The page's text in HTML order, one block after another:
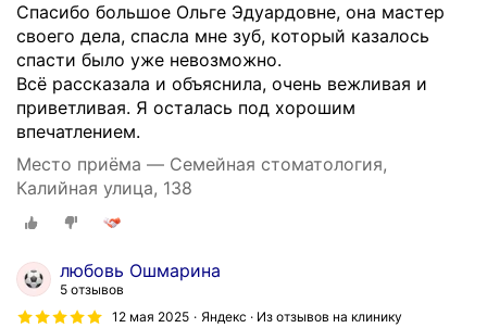
Спасибо большое Ольге Эдуардовне, она мастер
своего дела, спасла мне зуб, который казалось
спасти было уже невозможно.
Всё рассказала и объяснила, очень вежливая и
приветливая. Я осталась под хорошим
впечатлением.
Место приёма — Семейная стоматология,
Калийная улица, 138
любовь Ошмарина
5 отзывов
12 мая 2025
Яндекс · Из отзывов на клинику